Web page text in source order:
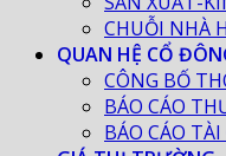
CHUỖI NHÀ
QUAN HỆ CỔ
CÔNG BỐ
BÁO CÁO
BÁO CÁO